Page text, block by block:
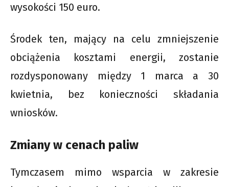
wysokości 150 euro.
Środek ten, mający na celu zmniejszenie
obciążenia kosztami energii, zostanie
rozdysponowany między 1 marca a 30
kwietnia, bez konieczności składania
wniosków.
Zmiany w cenach paliw
Tymczasem mimo wsparcia w zakresie